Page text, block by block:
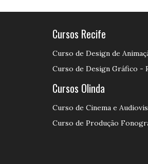
Cursos Recife
Curso de Design de
Curso de Design Gráfico -
Cursos Olinda
Curso de Cinema e
Curso de Produção